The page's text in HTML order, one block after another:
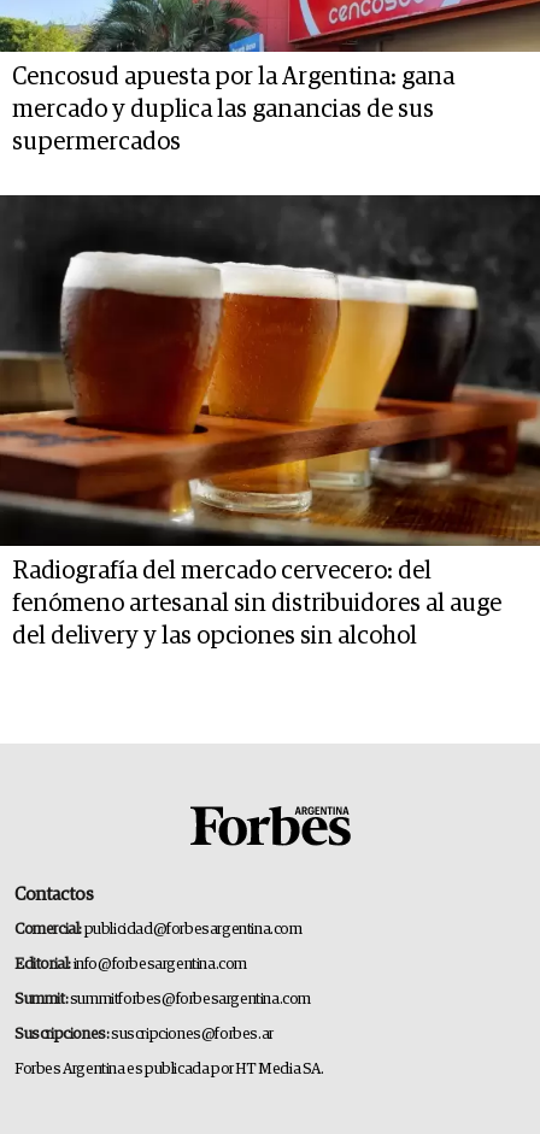
Cencosud apuesta por la Argentina: gana
mercado y duplica las ganancias de sus
supermercados
Radiografía del mercado cervecero: del
fenómeno artesanal sin distribuidores al auge
del delivery y las opciones sin alcohol
Contactos
Comercial:publicidad@forbesargentina.com
Editorial:info@forbesargentina.com
Summit:summitforbes@forbesargentina.com
Suscripciones:suscripciones@forbes.ar
Forbes Argentina es publicada por HT Media SA.